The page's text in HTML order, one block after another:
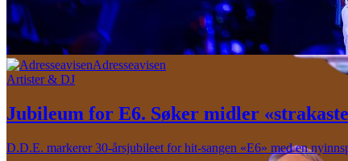
Adresseavisen
Artister & DJ
Jubileum for E6. Søker midler
D.D.E. markerer 30-årsjubileet for hit-sangen «E6» med en